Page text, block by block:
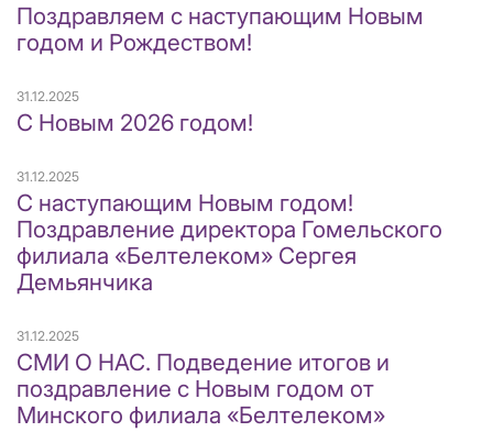
Поздравляем с наступающим Новым
годом и Рождеством!
31.12.2025
С Новым 2026 годом!
31.12.2025
С наступающим Новым годом!
Поздравление директора Гомельского
филиала «Белтелеком» Сергея
Демьянчика
31.12.2025
СМИ О НАС. Подведение итогов и
поздравление с Новым годом от
Минского филиала «Белтелеком»